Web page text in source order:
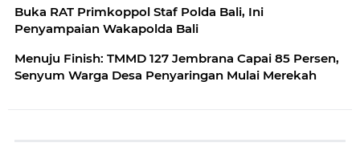
Buka RAT Primkoppol Staf Polda Bali, Ini
Penyampaian Wakapolda Bali
Menuju Finish: TMMD 127 Jembrana Capai 85 Persen,
Senyum Warga Desa Penyaringan Mulai Merekah